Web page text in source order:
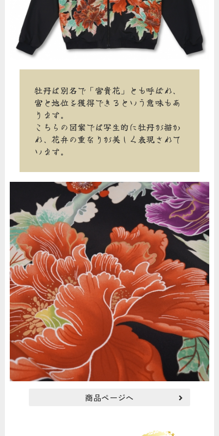
牡丹は別名で「富貴花」とも呼ばれ、
富と地位を獲得できるという意味もあ
ります。
こちらの図案では写生的に牡丹が描か
れ、花弁の重なりが美しく表現されて
います。
商品ページへ